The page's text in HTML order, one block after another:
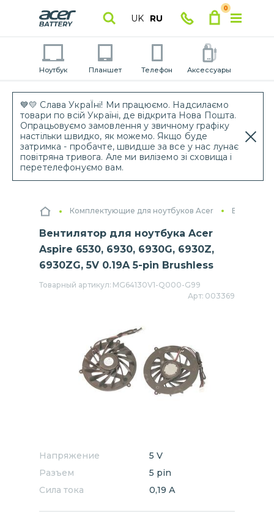
💙💛 Слава УкраЇні! Ми працюємо. Надсилаємо
товари по всій Україні, де відкрита Нова Пошта.
Опрацьовуємо замовлення у звичному графіку
настільки швидко, як можемо. Якщо буде
затримка - пробачте, швидше за все у нас лунає
повітряна тривога. Але ми виліземо зі сховища і
перетелефонуємо вам.
UK RU
0
Ноутбук Планшет Телефон Аксессуары
Комплектующие для ноутбуков Acer
Вентилятор для ноутбука Acer
Aspire 6530, 6930, 6930G, 6930Z,
6930ZG, 5V 0.19A 5-pin Brushless
Товарный артикул: MG64130V1-Q000-G99
Арт: 003369
Напряжение
5 V
Разъем
5 pin
Сила тока
0,19 А